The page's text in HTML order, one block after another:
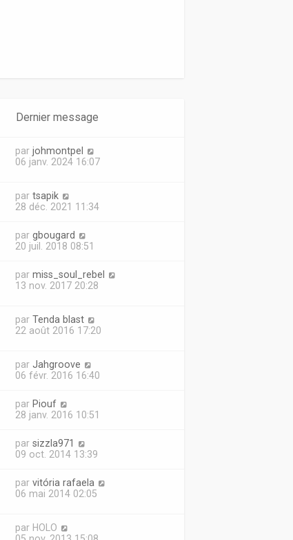
s
Dernier message
par johmontpel
06 janv. 2024 16:07
par tsapik
28 déc. 2021 11:34
par gbougard
20 juil. 2018 08:51
par miss_soul_rebel
13 nov. 2017 20:28
par Tenda blast
22 août 2016 17:20
par Jahgroove
06 févr. 2016 16:40
par Piouf
28 janv. 2016 10:51
par sizzla971
09 oct. 2014 13:39
par vitória rafaela
06 mai 2014 02:05
par HOLO